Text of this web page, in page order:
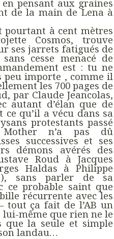
pensant aux graines
de la main de Lena à
pourtant à cent mètres
Cosmos, trouve
ses jarrets fatigués de
cesse menacé de
est : tu ne
importe , comme il
les 700 pages de
par Claude Jeancolas,
autant d’élan que de
qu’il a vécu dans sa
protestants passé
n’a pas dû
successives et ses
démons avérés des
Roud à Jacques
Haldas à Philippe
sans parler de sa
ce probable saint que
récurrente avec les
tout ça fait de l’AB un
même que rien ne le
que la seule et simple
landau…